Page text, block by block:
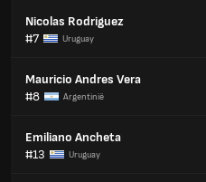
Nicolas Rodriguez
#7
Uruguay
Mauricio Andres Vera
#8
Argentinië
Emiliano Ancheta
#13
Uruguay